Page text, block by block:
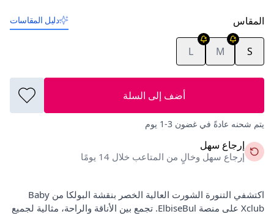
المقاس دليل المقاسات
S
M
L
أضف إلى السلة
يتم شحنه عادةً في غضون 3-1 يوم
إرجاع سهل
إرجاع سهل وخالٍ من المتاعب خلال 14 يومًا
اكتشفي التنورة الشورت العالية الخصر بنقشة البولكا من Baby
Xclub على منصة ElbiseBul. تجمع بين الأناقة والراحة، مثالية لجميع